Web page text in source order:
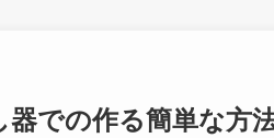
での作る簡単な方